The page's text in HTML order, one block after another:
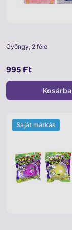
Gyöngy, 2 féle
995 Ft
Kosárba
Saját márkás